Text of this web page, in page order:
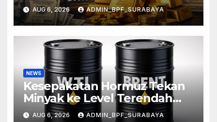
AUG 6, 2026 ADMIN_BPF_SURABAYA
NEWS
Kesepakatan Hormuz Tekan
Minyak ke Level Terendah
Sebulan
AUG 6, 2026 ADMIN_BPF_SURABAYA